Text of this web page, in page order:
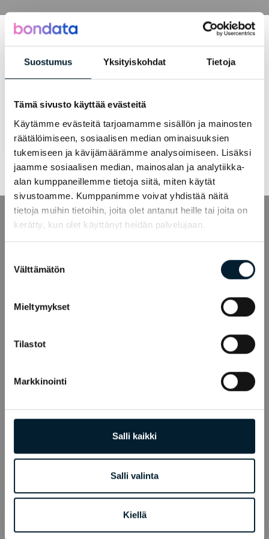
Suostumus Yksityiskohdat Tietoja
Tämä sivusto käyttää evästeitä
Käytämme evästeitä tarjoamamme sisällön ja mainosten
räätälöimiseen, sosiaalisen median ominaisuuksien
tukemiseen ja kävijämäärämme analysoimiseen. Lisäksi
jaamme sosiaalisen median, mainosalan ja analytiikka-
alan kumppaneillemme tietoja siitä, miten käytät
sivustoamme. Kumppanimme voivat yhdistää näitä
tietoja muihin tietoihin, joita olet antanut heille tai joita on
kerätty, kun olet käyttänyt heidän palvelujaan.
valinta
Välttämätön
Mieltymykset
Tilastot
Markkinointi
Salli kaikki
Salli valinta
Kiellä